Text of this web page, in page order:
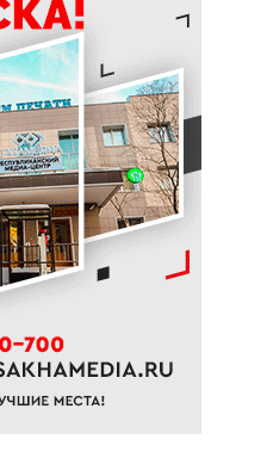
на 8 августа 2026
всех знаков зодиака
подачи
в колледжи и
организовали в
110 километров
Туймаада
в первый
экомаршрут
ИИ станет новой
цифровой
Якутии